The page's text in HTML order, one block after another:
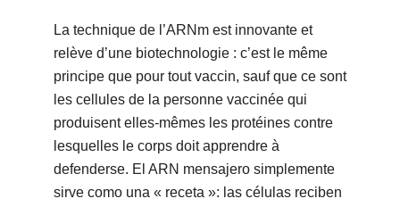
La technique de l’ARNm est innovante et
relève d’une biotechnologie : c’est le même
principe que pour tout vaccin, sauf que ce sont
les cellules de la personne vaccinée qui
produisent elles-mêmes les protéines contre
lesquelles le corps doit apprendre à
defenderse. El ARN mensajero simplemente
sirve como una « receta »: las células reciben